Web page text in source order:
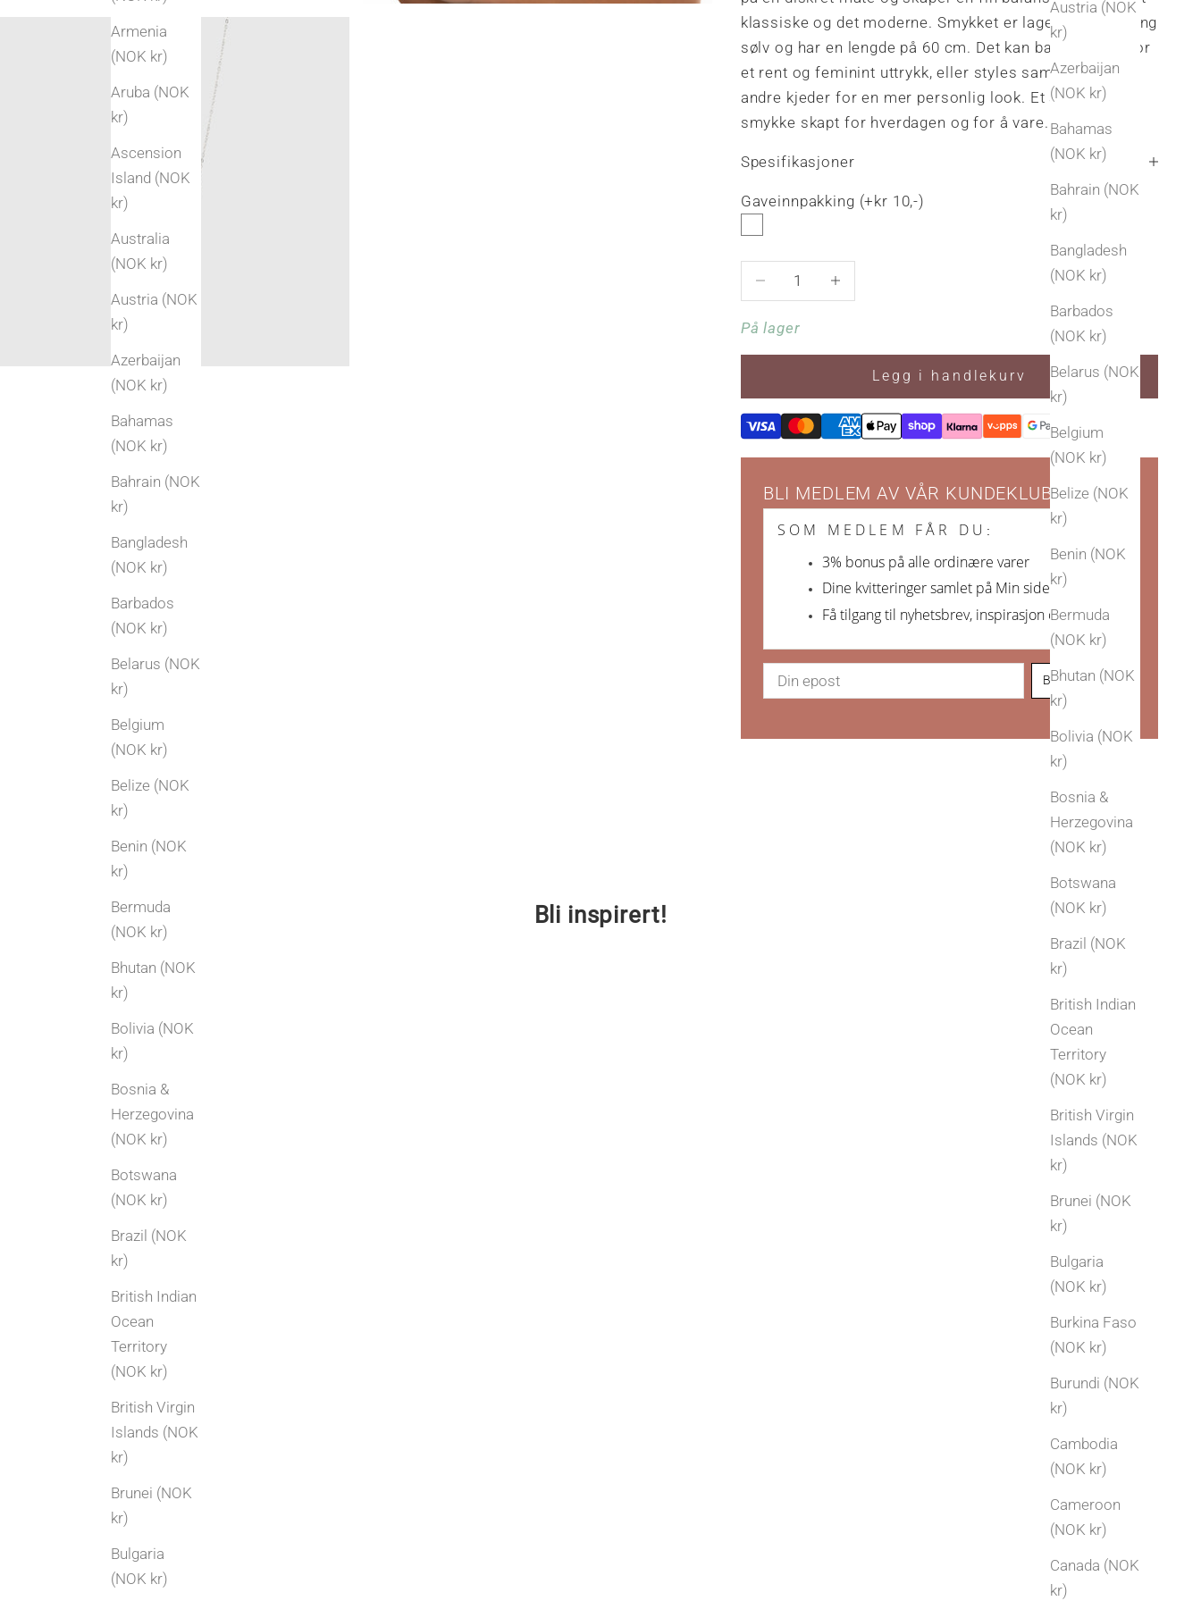
Austria (NOK
kr)
Azerbaijan
(NOK kr)
Bahamas
(NOK kr)
Bahrain (NOK
kr)
Bangladesh
(NOK kr)
Barbados
(NOK kr)
Belarus (NOK
kr)
Belgium
(NOK kr)
Belize (NOK
kr)
Benin (NOK
kr)
Bermuda
(NOK kr)
Bhutan (NOK
kr)
Bolivia (NOK
kr)
Bosnia &
Herzegovina
(NOK kr)
Botswana
(NOK kr)
Brazil (NOK
kr)
British Indian
Ocean
Territory
(NOK kr)
British Virgin
Islands (NOK
kr)
Brunei (NOK
kr)
Bulgaria
(NOK kr)
Burkina Faso
(NOK kr)
Burundi (NOK
kr)
Cambodia
(NOK kr)
Cameroon
(NOK kr)
Canada (NOK
kr)
Armenia
(NOK kr)
Aruba (NOK
kr)
Ascension
Island (NOK
kr)
Australia
(NOK kr)
Austria (NOK
kr)
Azerbaijan
(NOK kr)
Bahamas
(NOK kr)
Bahrain (NOK
kr)
Bangladesh
(NOK kr)
Barbados
(NOK kr)
Belarus (NOK
kr)
Belgium
(NOK kr)
Belize (NOK
kr)
Benin (NOK
kr)
Bermuda
(NOK kr)
Bhutan (NOK
kr)
Bolivia (NOK
kr)
Bosnia &
Herzegovina
(NOK kr)
Botswana
(NOK kr)
Brazil (NOK
kr)
British Indian
Ocean
Territory
(NOK kr)
British Virgin
Islands (NOK
kr)
Brunei (NOK
kr)
Bulgaria
(NOK kr)
klassiske og det moderne. Smykket er laget i 925 sterling
sølv og har en lengde på 60 cm. Det kan bæres alene for
et rent og feminint uttrykk, eller styles sammen med
andre kjeder for en mer personlig look. Et allsidig
smykke skapt for hverdagen og for å vare.
Spesifikasjoner
Gaveinnpakking (+kr 10,-)
Reduser antallØk antall
På lager
Legg i handlekurv
BLI MEDLEM AV VÅR KUNDEKLUBB
SOM MEDLEM FÅR DU :
3% bonus på alle ordinære varer
Dine kvitteringer samlet på Min side
Få tilgang til nyhetsbrev, inspirasjon og nyheter
Bli Arven-venn!
Bli inspirert!
Gifteringer
Oppdag gifteringer i ulike overflater – polert,
børstet, hamret og sandblåst. Finn stilen som
passer dere og skap unike ringer med
personlig preg.
Diamantsmykker er laget for å vare, men de
fortjener også litt omtanke. Med enkle rutiner
oppbevaring kan du bevare både glansen og